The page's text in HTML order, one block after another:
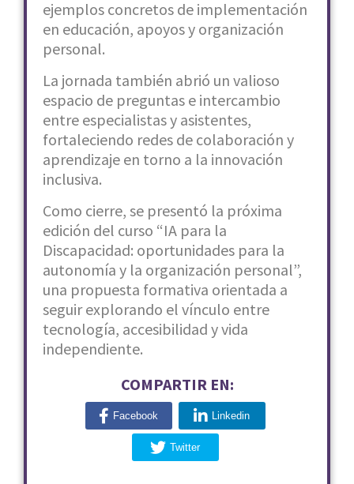
ejemplos concretos de implementación
en educación, apoyos y organización
personal.
La jornada también abrió un valioso
espacio de preguntas e intercambio
entre especialistas y asistentes,
fortaleciendo redes de colaboración y
aprendizaje en torno a la innovación
inclusiva.
Como cierre, se presentó la próxima
edición del curso “IA para la
Discapacidad: oportunidades para la
autonomía y la organización personal”,
una propuesta formativa orientada a
seguir explorando el vínculo entre
tecnología, accesibilidad y vida
independiente.
COMPARTIR EN:
Facebook Linkedin
Twitter